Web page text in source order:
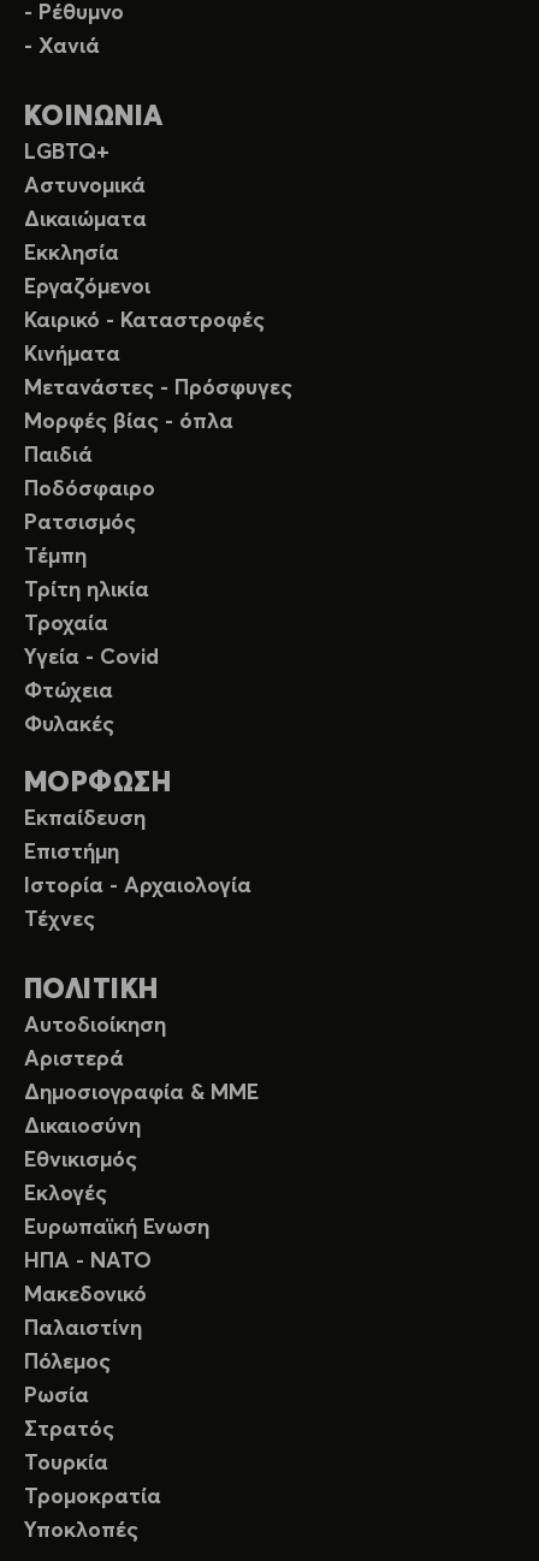
- Ρέθυμνο
- Χανιά
ΚΟΙΝΩΝΙΑ
LGBTQ+
Αστυνομικά
Δικαιώματα
Εκκλησία
Εργαζόμενοι
Καιρικό - Καταστροφές
Κινήματα
Μετανάστες - Πρόσφυγες
Μορφές βίας - όπλα
Παιδιά
Ποδόσφαιρο
Ρατσισμός
Τέμπη
Τρίτη ηλικία
Τροχαία
Υγεία - Covid
Φτώχεια
Φυλακές
ΜΟΡΦΩΣΗ
Εκπαίδευση
Επιστήμη
Ιστορία - Αρχαιολογία
Τέχνες
ΠΟΛΙΤΙΚΗ
Αυτοδιοίκηση
Αριστερά
Δημοσιογραφία & ΜΜΕ
Δικαιοσύνη
Εθνικισμός
Εκλογές
Ευρωπαϊκή Ενωση
ΗΠΑ - ΝΑΤΟ
Μακεδονικό
Παλαιστίνη
Πόλεμος
Ρωσία
Στρατός
Τουρκία
Τρομοκρατία
Υποκλοπές